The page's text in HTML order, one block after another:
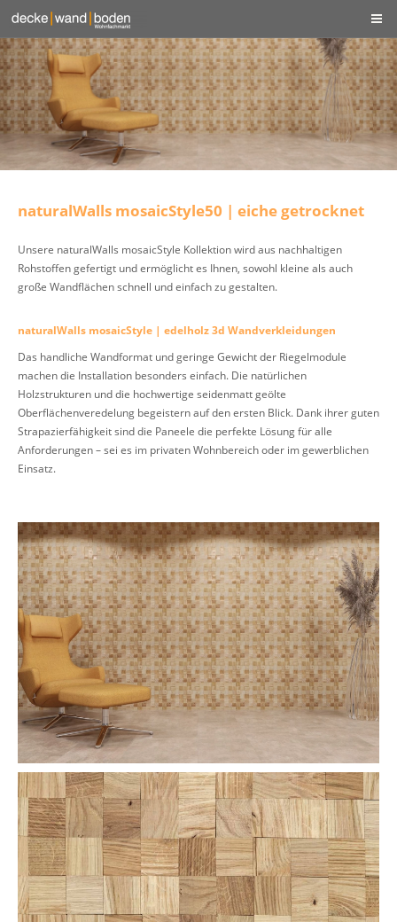
naturalWalls mosaicStyle50 | eiche getrocknet
Unsere naturalWalls mosaicStyle Kollektion wird aus nachhaltigen
Rohstoffen gefertigt und ermöglicht es Ihnen, sowohl kleine als auch
große Wandflächen schnell und einfach zu gestalten.
naturalWalls mosaicStyle | edelholz 3d Wandverkleidungen
Das handliche Wandformat und geringe Gewicht der Riegelmodule
machen die Installation besonders einfach. Die natürlichen
Holzstrukturen und die hochwertige seidenmatt geölte
Oberflächenveredelung begeistern auf den ersten Blick. Dank ihrer guten
Strapazierfähigkeit sind die Paneele die perfekte Lösung für alle
Anforderungen – sei es im privaten Wohnbereich oder im gewerblichen
Einsatz.